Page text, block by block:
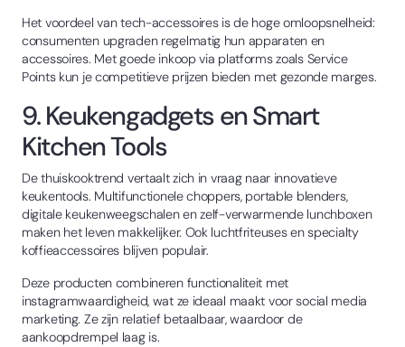
Het voordeel van tech-accessoires is de hoge omloopsnelheid:
consumenten upgraden regelmatig hun apparaten en
accessoires. Met goede inkoop via platforms zoals Service
Points kun je competitieve prijzen bieden met gezonde marges.
9. Keukengadgets en Smart
Kitchen Tools
De thuiskooktrend vertaalt zich in vraag naar innovatieve
keukentools. Multifunctionele choppers, portable blenders,
digitale keukenweegschalen en zelf-verwarmende lunchboxen
maken het leven makkelijker. Ook luchtfriteuses en specialty
koffieaccessoires blijven populair.
Deze producten combineren functionaliteit met
instagramwaardigheid, wat ze ideaal maakt voor social media
marketing. Ze zijn relatief betaalbaar, waardoor de
aankoopdrempel laag is.